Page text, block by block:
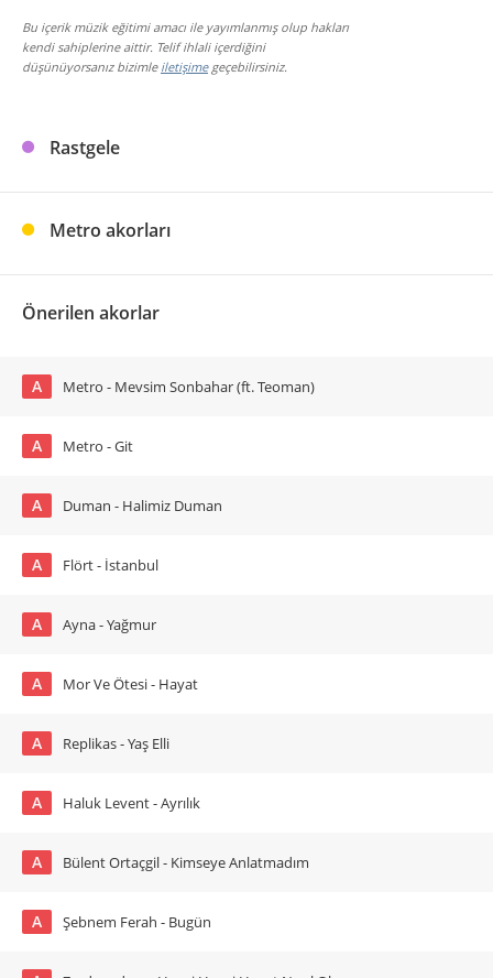
Bu içerik müzik eğitimi amacı ile yayımlanmış olup hakları
kendi sahiplerine aittir. Telif ihlali içerdiğini
düşünüyorsanız bizimle iletişimegeçebilirsiniz.
Rastgele
Metro akorları
Önerilen akorlar
A Metro - Mevsim Sonbahar (ft. Teoman)
A Metro - Git
A Duman - Halimiz Duman
A Flört - İstanbul
A Ayna - Yağmur
A Mor Ve Ötesi - Hayat
A Replikas - Yaş Elli
A Haluk Levent - Ayrılık
A Bülent Ortaçgil - Kimseye Anlatmadım
A Şebnem Ferah - Bugün